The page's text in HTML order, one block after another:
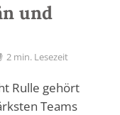
und
2 min. Lesezeit
Rulle gehört
Teams